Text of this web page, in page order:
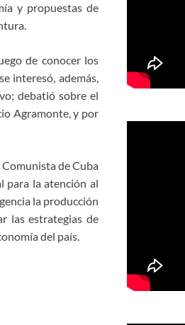
y propuestas de
de conocer los
interesó, además,
debatió sobre el
Agramonte, y por
de Cuba
para la atención al
la producción
las estrategias de
del país.